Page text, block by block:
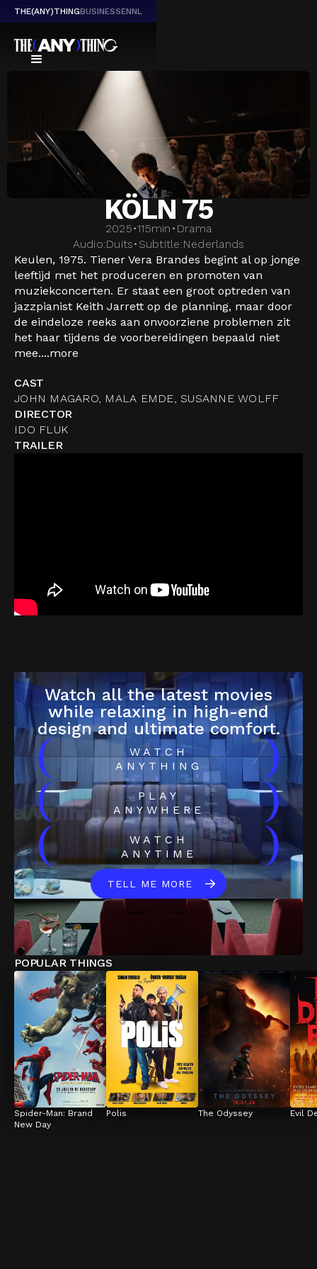
THE(ANY)THINGBUSINESSENNL
KÖLN 75
2025•115min • Drama
Audio:Duits• Subtitle:Nederlands
Keulen, 1975. Tiener Vera Brandes begint al op jonge
leeftijd met het produceren en promoten van
muziekconcerten. Er staat een groot optreden van
jazzpianist Keith Jarrett op de planning, maar door
de eindeloze reeks aan onvoorziene problemen zit
het haar tijdens de voorbereidingen bepaald niet
mee....more
CAST
JOHN MAGARO, MALA EMDE, SUSANNE WOLFF
DIRECTOR
IDO FLUK
TRAILER
Watch all the latest movies
while relaxing in high-end
design and ultimate comfort.
(
WATCH
ANYTHING
)
(
PLAY
ANYWHERE
)
(
WATCH
ANYTIME
)
TELL ME MORE
POPULAR THINGS
Spider-Man: Brand
New Day
Polis The Odyssey Evil